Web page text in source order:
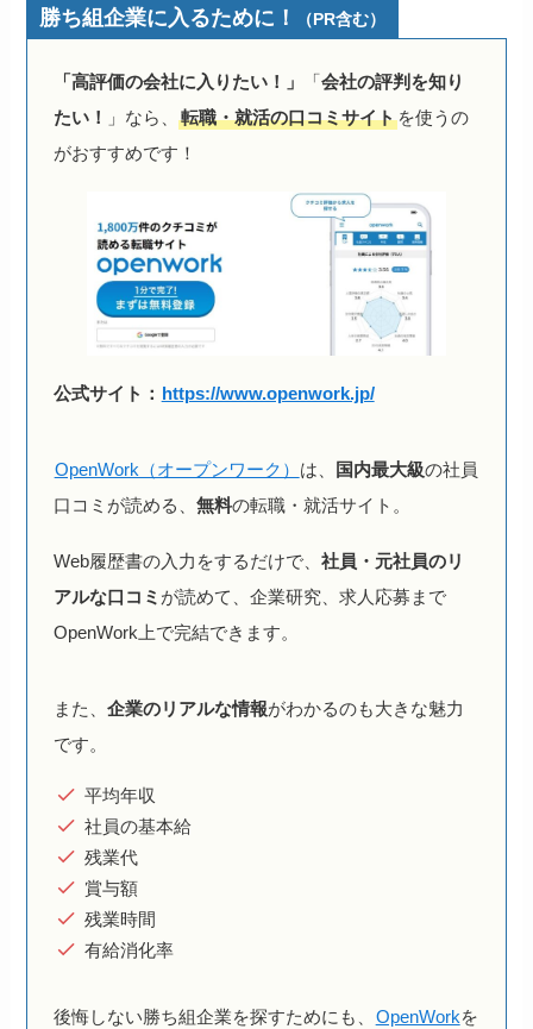
勝ち組企業に入るために！ （PR含む）
「高評価の会社に入りたい！」 「会社の評判を知り
たい！
」なら、 転職・就活の口コミサイトを使うの
がおすすめです！
公式サイト： https://www.openwork.jp/
OpenWork（オープンワーク） は、 国内最大級の社員
口コミが読める、 無料の転職・就活サイト。
Web履歴書の入力をするだけで、 社員・元社員のリ
アルな口コミ が読めて、企業研究、求人応募まで
OpenWork上で完結できます。
また、 企業のリアルな情報がわかるのも大きな魅力
です。
平均年収
社員の基本給
残業代
賞与額
残業時間
有給消化率
後悔しない勝ち組企業を探すためにも、 OpenWorkを